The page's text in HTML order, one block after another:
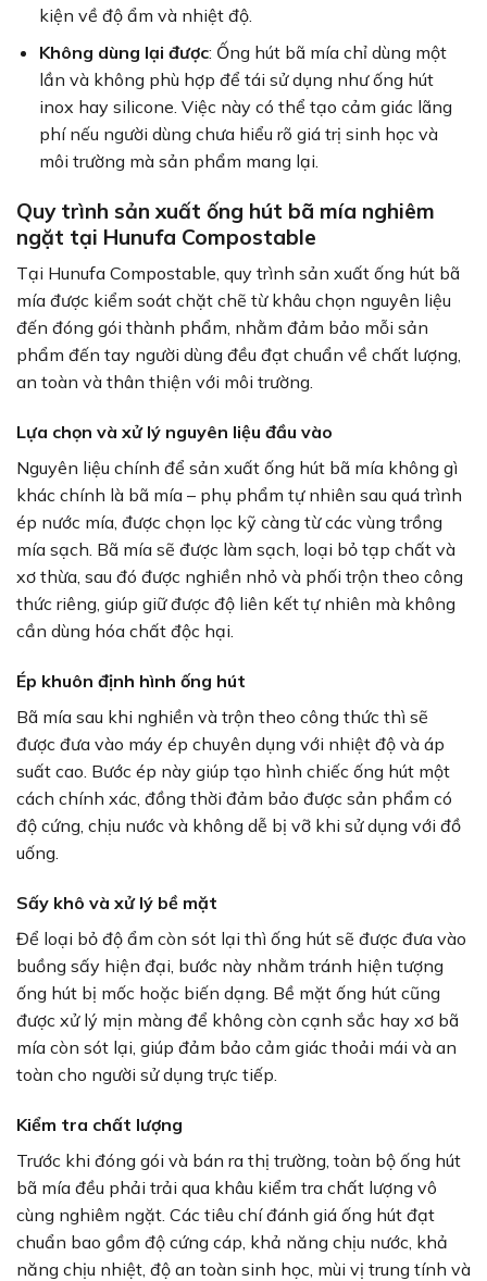
kiện về độ ẩm và nhiệt độ.
Không dùng lại được: Ống hút bã mía chỉ dùng một
lần và không phù hợp để tái sử dụng như ống hút
inox hay silicone. Việc này có thể tạo cảm giác lãng
phí nếu người dùng chưa hiểu rõ giá trị sinh học và
môi trường mà sản phẩm mang lại.
Quy trình sản xuất ống hút bã mía nghiêm
ngặt tại Hunufa Compostable
Tại Hunufa Compostable, quy trình sản xuất ống hút bã
mía được kiểm soát chặt chẽ từ khâu chọn nguyên liệu
đến đóng gói thành phẩm, nhằm đảm bảo mỗi sản
phẩm đến tay người dùng đều đạt chuẩn về chất lượng,
an toàn và thân thiện với môi trường.
Lựa chọn và xử lý nguyên liệu đầu vào
Nguyên liệu chính để sản xuất ống hút bã mía không gì
khác chính là bã mía – phụ phẩm tự nhiên sau quá trình
ép nước mía, được chọn lọc kỹ càng từ các vùng trồng
mía sạch. Bã mía sẽ được làm sạch, loại bỏ tạp chất và
xơ thừa, sau đó được nghiền nhỏ và phối trộn theo công
thức riêng, giúp giữ được độ liên kết tự nhiên mà không
cần dùng hóa chất độc hại.
Ép khuôn định hình ống hút
Bã mía sau khi nghiền và trộn theo công thức thì sẽ
được đưa vào máy ép chuyên dụng với nhiệt độ và áp
suất cao. Bước ép này giúp tạo hình chiếc ống hút một
cách chính xác, đồng thời đảm bảo được sản phẩm có
độ cứng, chịu nước và không dễ bị vỡ khi sử dụng với đồ
uống.
Sấy khô và xử lý bề mặt
Để loại bỏ độ ẩm còn sót lại thì ống hút sẽ được đưa vào
buồng sấy hiện đại, bước này nhằm tránh hiện tượng
ống hút bị mốc hoặc biến dạng. Bề mặt ống hút cũng
được xử lý mịn màng để không còn cạnh sắc hay xơ bã
mía còn sót lại, giúp đảm bảo cảm giác thoải mái và an
toàn cho người sử dụng trực tiếp.
Kiểm tra chất lượng
Trước khi đóng gói và bán ra thị trường, toàn bộ ống hút
bã mía đều phải trải qua khâu kiểm tra chất lượng vô
cùng nghiêm ngặt. Các tiêu chí đánh giá ống hút đạt
chuẩn bao gồm độ cứng cáp, khả năng chịu nước, khả
năng chịu nhiệt, độ an toàn sinh học, mùi vị trung tính và